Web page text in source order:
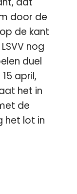
door de
de kant
nog
duel
april,
het in
de
het lot in